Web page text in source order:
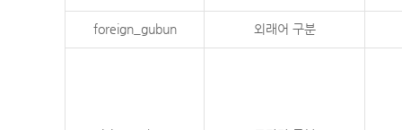
foreign_gubun 외래어 구분